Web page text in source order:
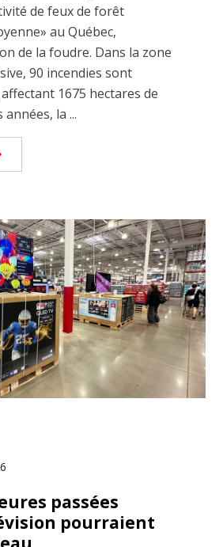
de feux de forêt
au Québec,
de la foudre. Dans la zone
90 incendies sont
1675 hectares de
la ...
passées
pourraient